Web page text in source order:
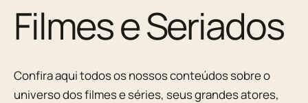
Filmes e Seriados
Confira aqui todos os nossos conteúdos sobre o
universo dos filmes e séries, seus grandes atores,